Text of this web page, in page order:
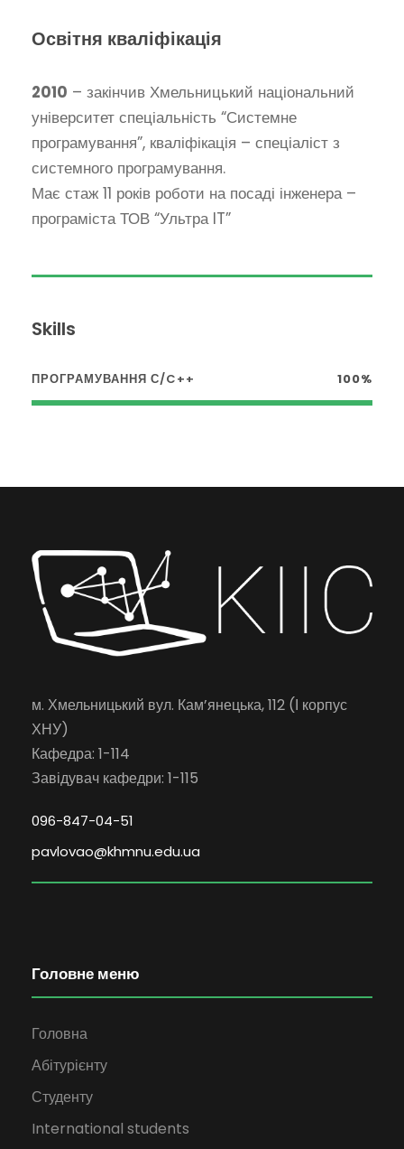
Освітня кваліфікація
2010 – закінчив Хмельницький національний
університет спеціальність “Системне
програмування”, кваліфікація – спеціаліст з
системного програмування.
Має стаж 11 років роботи на посаді інженера –
програміста ТОВ “Ультра IT”
Skills
ПРОГРАМУВАННЯ С/C++ 100%
м. Хмельницький вул. Кам’янецька, 112 (І корпус
ХНУ)
Кафедра: 1-114
Завідувач кафедри: 1-115
096-847-04-51
pavlovao@khmnu.edu.ua
Головне меню
Головна
Абітурієнту
Студенту
International students